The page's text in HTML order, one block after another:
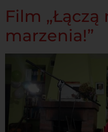
Film „Łączą
marzenia!”